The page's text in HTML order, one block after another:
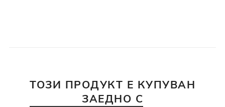
ТОЗИ ПРОДУКТ Е КУПУВАН
ЗАЕДНО С